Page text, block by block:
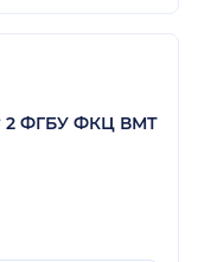
2 ФГБУ ФКЦ ВМТ